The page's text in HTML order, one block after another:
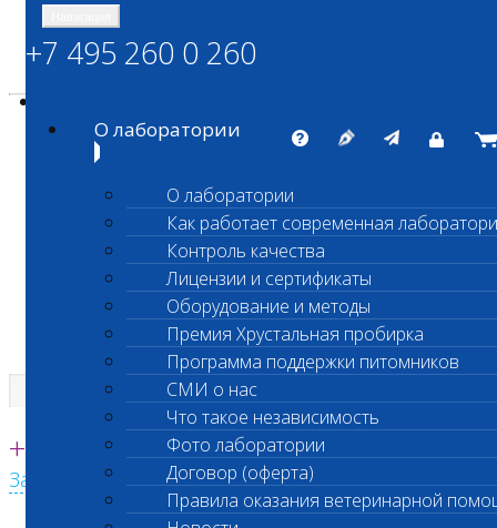
ШАНС БИО
Независимая ветеринарная лаборатория
Единая круглосуточная справочная
+7 495 260 0 260
Заказать звонок с сайта
+7 495 260 0 260
О лаборатории
О лаборатории
Как работает современная
Контроль качества
Лицензии и сертификаты
Оборудование и методы
Премия Хрустальная пробирка
Программа поддержки питомников
СМИ о нас
Что такое независимость
Фото лаборатории
Договор (оферта)
Правила оказания ветеринарной
Главная страница